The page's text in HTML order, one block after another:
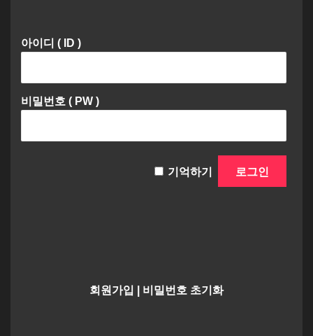
아이디 ( ID )
비밀번호 ( PW )
기억하기
회원가입 비밀번호 초기화